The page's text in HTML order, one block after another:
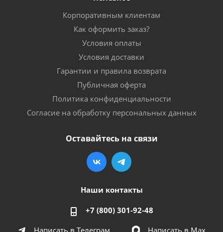
Корпоративным клиентам
Как оформить заказ?
Условия оплаты
Условия доставки
Гарантии и правила возврата
Публичная оферта
Политика конфиденциальности
Согласие на обработку персональных данных
Оставайтесь на связи
Наши контакты
+7 (800) 301-92-48
Написать в Телеграм
Написать в Мах